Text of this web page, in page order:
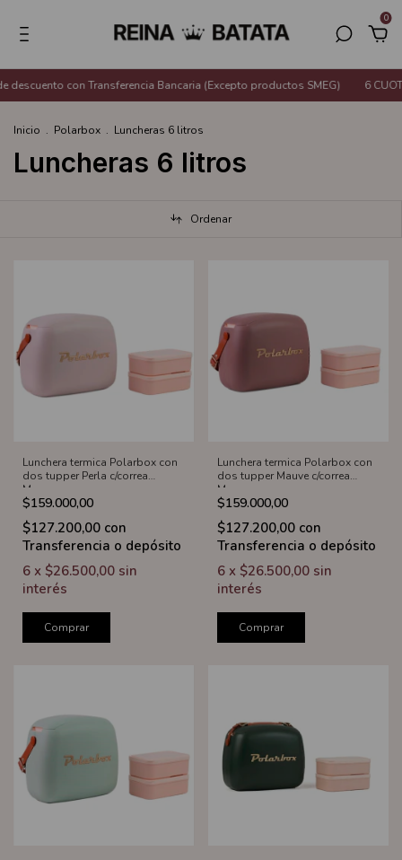
0
descuento con Transferencia Bancaria (Excepto productos SMEG) 6
Inicio . Polarbox . Luncheras 6 litros
Luncheras 6 litros
Ordenar
Lunchera termica Polarbox con
dos tupper Perla c/correa
Marron
$159.000,00
$127.200,00 con
Transferencia o depósito
6 x $26.500,00 sin
interés
Comprar
Lunchera termica Polarbox con
dos tupper Mauve c/correa
Marron
$159.000,00
$127.200,00 con
Transferencia o depósito
6 x $26.500,00 sin
interés
Comprar